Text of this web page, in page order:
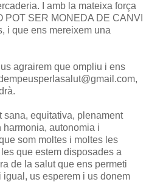
I amb la mateixa força
POT SER MONEDA DE CANVI
i que ens mereixem una
agrairem que ompliu i ens
sana, equitativa, plenament
autonomia i
som moltes i moltes les
que estem disposades a
de la salut que ens permeti
us esperem i us donem